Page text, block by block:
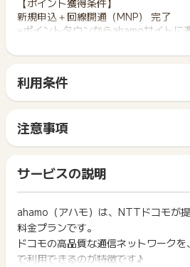
【ポイント獲得条件】
新規申込＋回線開通（MNP） 完了
※ポイントタウンからahamoサイトに
端末の購入を伴うことなく(SIMのみ
となります。
※初回ご利用のみポイント対象となり
す。
※広告主サイトに掲載している「スマ
hamoのお乗り換えキャンペーン」等
にエントリーしている場合はポイント
※広告主新規
対象プラン
・ahamo30GB
・ahamo大盛りプラン
・ポイ活プラン
利用条件
サイトに移動してからお申し込みや
間に、同じブラウザ（※）で他のサイ
ト獲得ができません。
「 サイトへ行ってポイントGET 」
ス・お買い物利用時で、デバイス・
イント獲得ができません。
2回以上同じお買い物・サービスをご
ポイントタウンに戻り、「 サイトへ
タンを押してからご利用ください。
注意事項
一部のサービスにつきましては、1商
は切り捨てとなります。
ポイント獲得が1ポイント未満のもの
ント履歴には記載されません。
原則として広告主側のポイント等を利
につきましては、ポイントタウンのポ
まれません。
広告主が運営しているサービスの都
サービスの説明
ahamo（アハモ）は、NTTドコモが
料金プランです。
ドコモの高品質な通信ネットワーク
で利用できるのが特徴です♪